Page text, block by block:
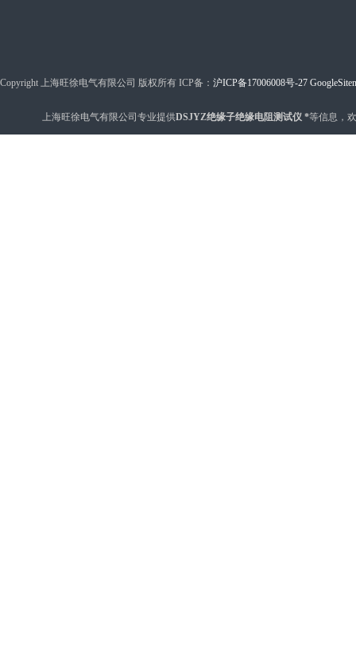
Copyright 上海旺徐电气有限公司 版权所有 ICP备： 沪ICP备17006008号-27
上海旺徐电气有限公司专业提供DSJYZ绝缘子绝缘电阻测试仪 *等信息，